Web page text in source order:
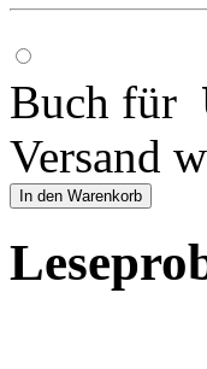
Buch für
Versand
In den Warenkorb